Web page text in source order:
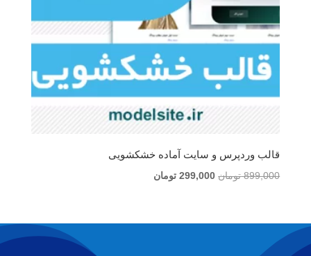
قالب وردپرس و سایت آماده خشکشویی
899,000 تومان قیمت
بود.
299,000 تومانقیمت
است.